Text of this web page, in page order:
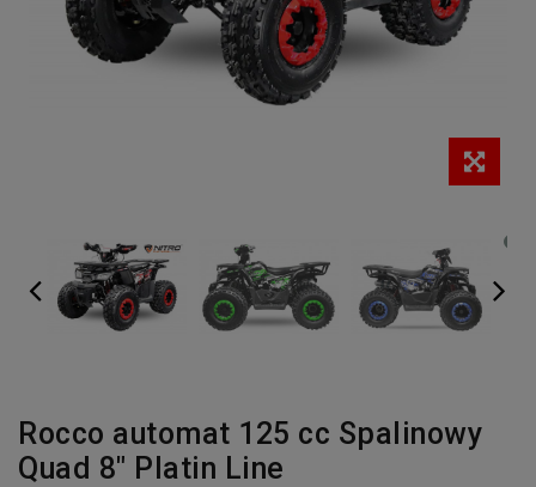
Rocco automat 125 cc Spalinowy
Quad 8" Platin Line